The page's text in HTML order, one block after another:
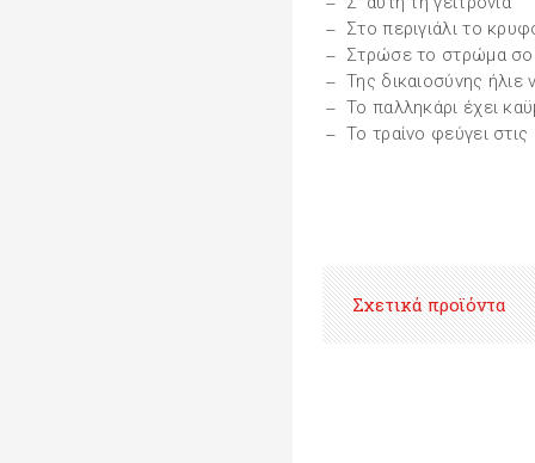
Στο περιγιάλι το
Στρώσε το στρώμα
Της δικαιοσύνης ήλιε
Το παλληκάρι έχει
Το τραίνο φεύγει
Σχετικά προϊόντα